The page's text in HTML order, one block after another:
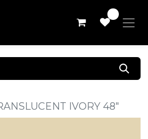
IVORY 48"